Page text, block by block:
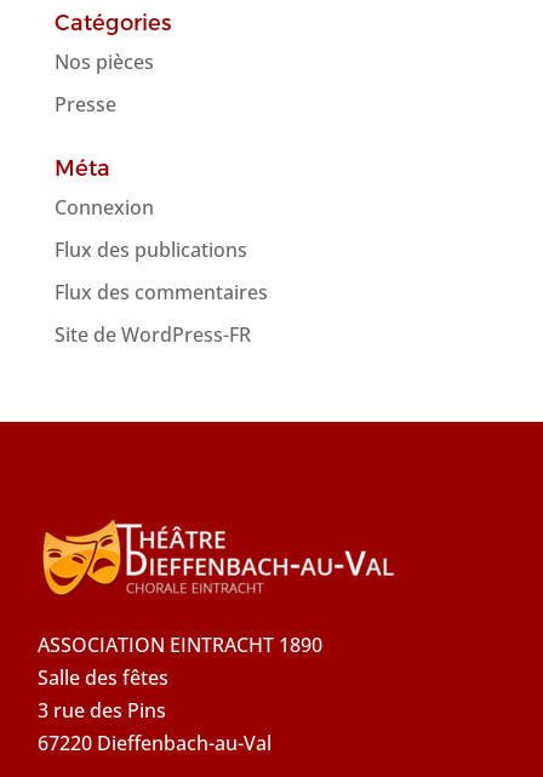
Catégories
Nos pièces
Presse
Méta
Connexion
Flux des publications
Flux des commentaires
Site de WordPress-FR
ASSOCIATION EINTRACHT 1890
Salle des fêtes
3 rue des Pins
67220 Dieffenbach-au-Val